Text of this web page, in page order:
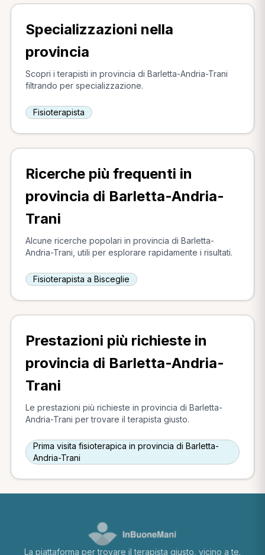
Specializzazioni nella
provincia
Scopri i terapisti in provincia di Barletta-Andria-Trani
filtrando per specializzazione.
Fisioterapista
Ricerche più frequenti in
provincia di Barletta-Andria-
Trani
Alcune ricerche popolari in provincia di Barletta-
Andria-Trani, utili per esplorare rapidamente i risultati.
Fisioterapista a Bisceglie
Prestazioni più richieste in
provincia di Barletta-Andria-
Trani
Le prestazioni più richieste in provincia di Barletta-
Andria-Trani per trovare il terapista giusto.
Prima visita fisioterapica in provincia di Barletta-
Andria-Trani
La piattaforma per trovare il terapista giusto, vicino a te.